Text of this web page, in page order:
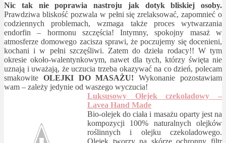
Nic tak nie poprawia nastroju jak dotyk bliskiej osoby.
Prawdziwa bliskość pozwala w pełni się zrelaksować, zapomnieć o
codziennych problemach, wzmaga także proces wytwarzania
endorfin – hormonu szczęścia! Intymny, spokojny masaż w
atmosferze domowego zacisza sprawi, że poczujemy się docenieni,
kochani i w pełni szczęśliwi. Zatem do dzieła rodacy!! W tym
okresie około-walentynkowym, nawet dla tych, którzy święta nie
uznają i uważają, że uczucia trzeba okazywać na co dzień, polecam
smakowite OLEJKI DO MASAŻU!Wykonanie pozostawiam
wam – zależy jedynie od waszego wyczucia!
Luksusowy Olejek czekoladowy –
Lavea Hand Made
Bio-olejek do ciała i masażu oparty jest na
kompozycji 100% naturalnych olejków
roślinnych i olejku czekoladowego.